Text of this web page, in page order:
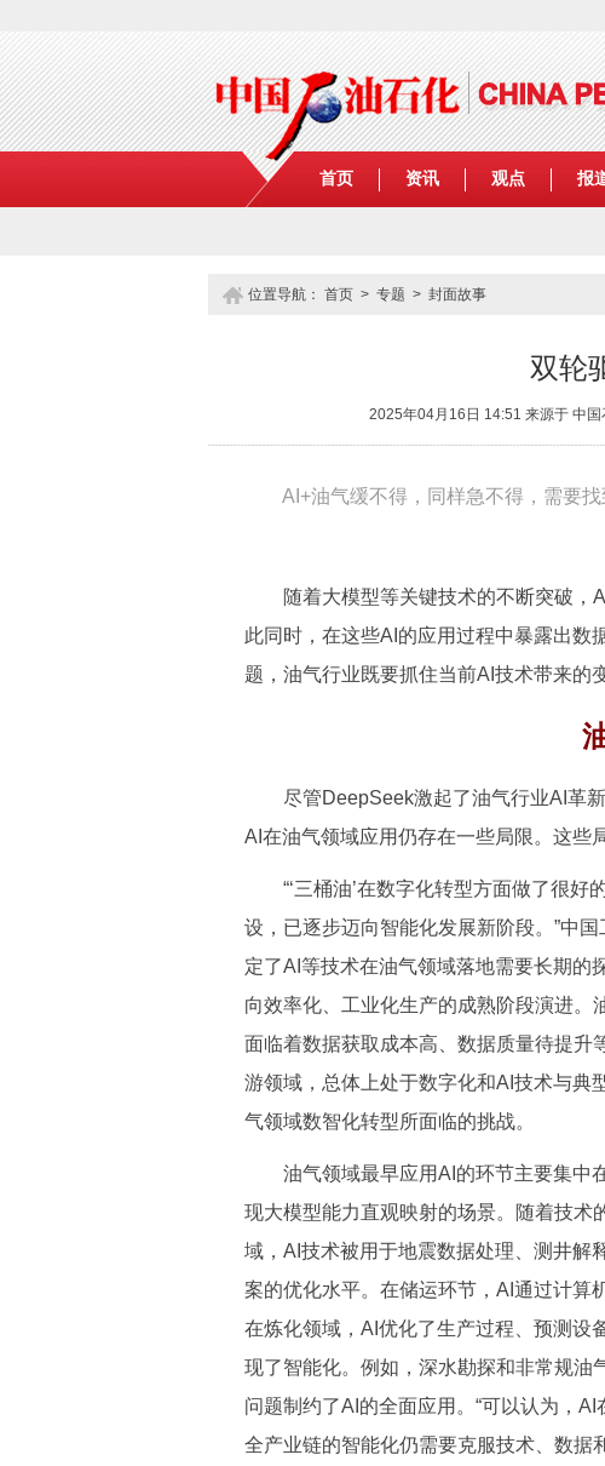
首页 资讯 观点 报
位置导航： 首页 > 专题 > 封面故事
双轮
2025年04月16日 14:51 来源于
AI+油气缓不得，同样急不得，需要找
随着大模型等关键技术的不断突破，
此同时，在这些AI的应用过程中暴露出数
题，油气行业既要抓住当前AI技术带来的
尽管DeepSeek激起了油气行业AI革新
AI在油气领域应用仍存在一些局限。这些
“‘三桶油’在数字化转型方面做了很好
设，已逐步迈向智能化发展新阶段。”中
定了AI等技术在油气领域落地需要长期的
向效率化、工业化生产的成熟阶段演进。
面临着数据获取成本高、数据质量待提升
游领域，总体上处于数字化和AI技术与典
气领域数智化转型所面临的挑战。
油气领域最早应用AI的环节主要集中
现大模型能力直观映射的场景。随着技术
域，AI技术被用于地震数据处理、测井解
案的优化水平。在储运环节，AI通过计算
在炼化领域，AI优化了生产过程、预测设
现了智能化。例如，深水勘探和非常规油
问题制约了AI的全面应用。“可以认为，
全产业链的智能化仍需要克服技术、数据